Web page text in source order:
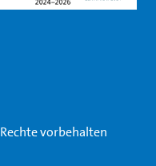
vorbehalten